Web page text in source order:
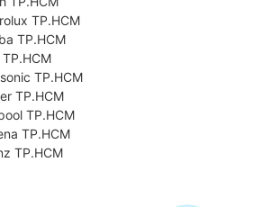
TP.HCM
TP.HCM
TP.HCM
TP.HCM
TP.HCM
TP.HCM
TP.HCM